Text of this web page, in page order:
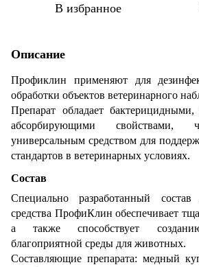
В избранное
Описание
Профиклин применяют для
обработки объектов ветеринарного
Препарат обладает
абсорбирующими
универсальным средством для
стандартов в ветеринарных условиях.
Состав
Специально разработанный
средства ПрофиКлин обеспечивает
а также способствует
благоприятной среды для животных.
Составляющие препарата: медный